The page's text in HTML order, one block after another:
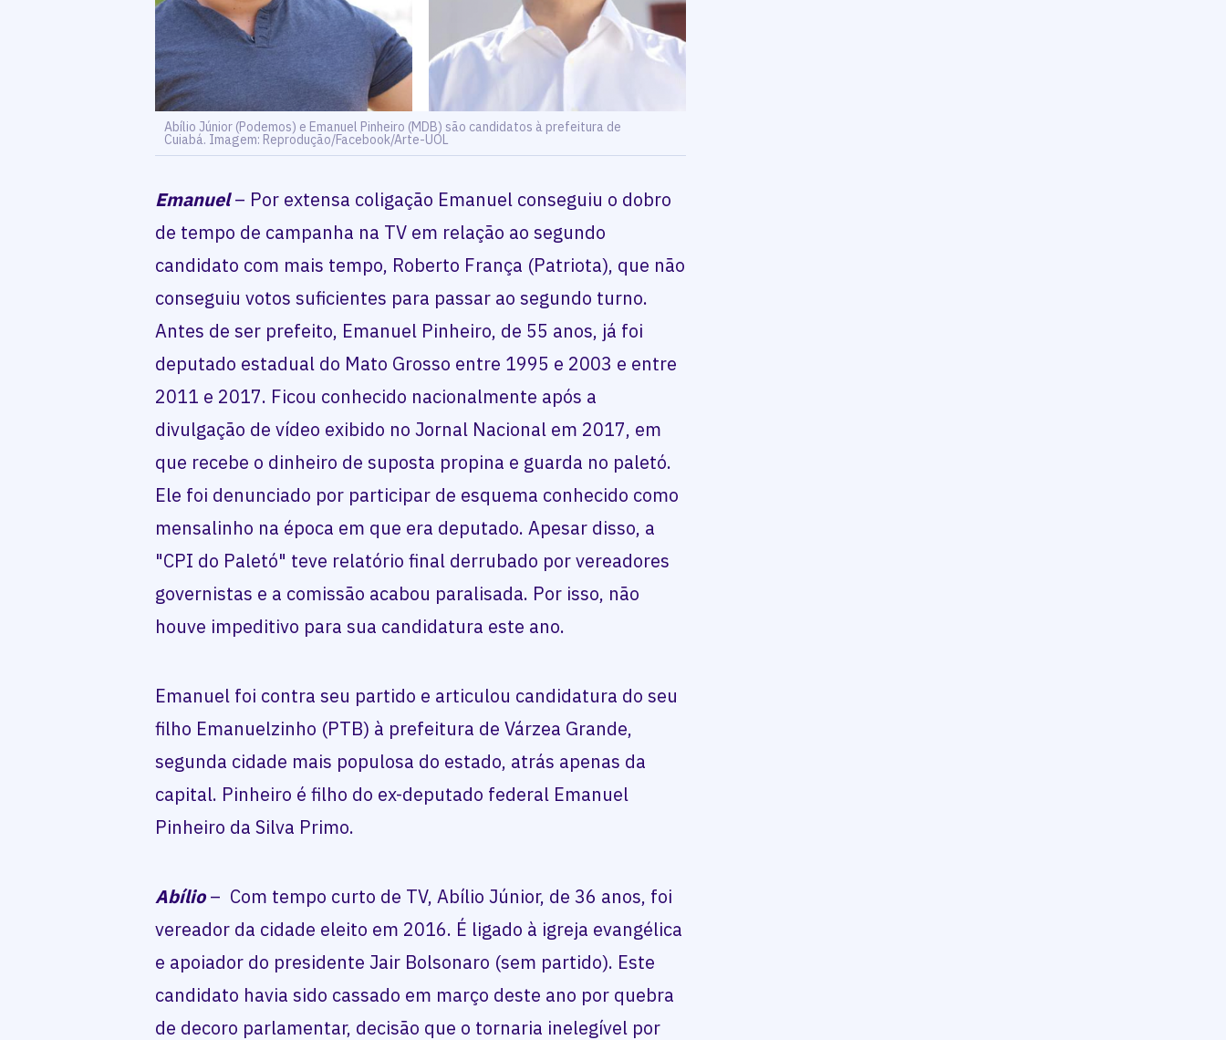
Abílio Júnior (Podemos) e Emanuel Pinheiro (MDB) são candidatos à prefeitura de
Cuiabá. Imagem: Reprodução/Facebook/Arte-UOL
Emanuel– Por extensa coligação Emanuel conseguiu o dobro
de tempo de campanha na TV em relação ao segundo
candidato com mais tempo, Roberto França (Patriota), que não
conseguiu votos suficientes para passar ao segundo turno.
Antes de ser prefeito, Emanuel Pinheiro, de 55 anos, já foi
deputado estadual do Mato Grosso entre 1995 e 2003 e entre
2011 e 2017. Ficou conhecido nacionalmente após a
divulgação de vídeo exibido no Jornal Nacional em 2017, em
que recebe o dinheiro de suposta propina e guarda no paletó.
Ele foi denunciado por participar de esquema conhecido como
mensalinho na época em que era deputado. Apesar disso, a
"CPI do Paletó" teve relatório final derrubado por vereadores
governistas e a comissão acabou paralisada. Por isso, não
houve impeditivo para sua candidatura este ano.
Emanuel foi contra seu partido e articulou candidatura do seu
filho Emanuelzinho (PTB) à prefeitura de Várzea Grande,
segunda cidade mais populosa do estado, atrás apenas da
capital. Pinheiro é filho do ex-deputado federal Emanuel
Pinheiro da Silva Primo.
Abílio– Com tempo curto de TV, Abílio Júnior, de 36 anos, foi
vereador da cidade eleito em 2016. É ligado à igreja evangélica
e apoiador do presidente Jair Bolsonaro (sem partido). Este
candidato havia sido cassado em março deste ano por quebra
de decoro parlamentar, decisão que o tornaria inelegível por